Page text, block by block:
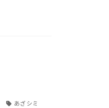
あざ シミ